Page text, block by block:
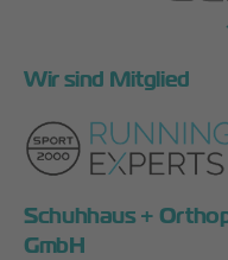
Wir sind Mitglied
Schuhhaus +
GmbH